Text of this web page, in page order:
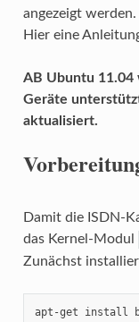
angezeigt werden.
Hier eine
AB Ubuntu 11.04
Geräte
aktualisiert.
Damit die ISDN-
das Kernel-Modul
Zunächst
apt-get install